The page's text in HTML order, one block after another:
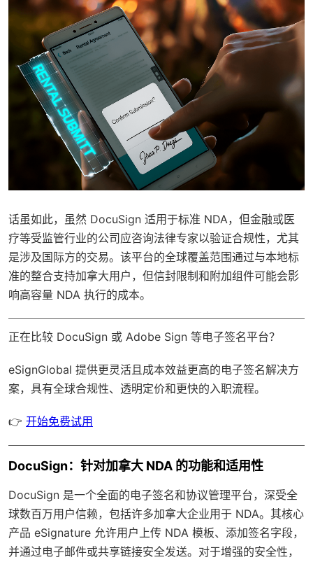
话虽如此，虽然 DocuSign 适用于标准 NDA，但金融或医
疗等受监管行业的公司应咨询法律专家以验证合规性，尤其
是涉及国际方的交易。该平台的全球覆盖范围通过与本地标
准的整合支持加拿大用户，但信封限制和附加组件可能会影
响高容量 NDA 执行的成本。
正在比较 DocuSign 或 Adobe Sign 等电子签名平台？
eSignGlobal 提供更灵活且成本效益更高的电子签名解决方
案，具有全球合规性、透明定价和更快的入职流程。
👉 开始免费试用
DocuSign：针对加拿大 NDA 的功能和适用性
DocuSign 是一个全面的电子签名和协议管理平台，深受全
球数百万用户信赖，包括许多加拿大企业用于 NDA。其核心
产品 eSignature 允许用户上传 NDA 模板、添加签名字段，
并通过电子邮件或共享链接安全发送。对于增强的安全性，